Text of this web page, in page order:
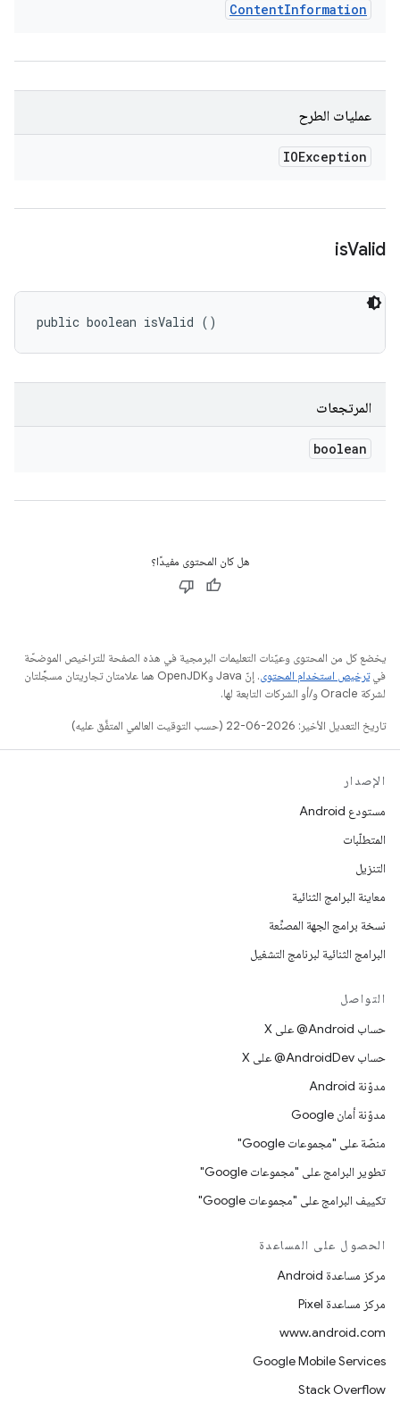
ContentInformation
عمليات الطرح
IOException
isValid
public boolean isValid ()
المرتجعات
boolean
هل كان المحتوى مفيدًا؟
يخضع كل من المحتوى وعيّنات التعليمات البرمجية في هذه الصفحة للتراخيص الموضحّة
فيترخيص استخدام المحتوى
. إنّ Java وOpenJDK هما علامتان تجاريتان مسجَّلتان
لشركة Oracle و/أو الشركات التابعة لها.
تاريخ التعديل الأخير: 2026-06-22 (حسب التوقيت العالمي المتفَّق عليه)
الإصدار
مستودع Android
المتطلّبات
التنزيل
معاينة البرامج الثنائية
نسخة برامج الجهة المصنِّعة
البرامج الثنائية لبرنامج التشغيل
التواصل
حساب ‎@Android على X
حساب ‎@AndroidDev على X
مدوّنة Android
مدوّنة أمان Google
منصّة على "مجموعات Google"
تطوير البرامج على "مجموعات Google"
تكييف البرامج على "مجموعات Google"
الحصول على المساعدة
مركز مساعدة Android
مركز مساعدة Pixel
www.android.com
Google Mobile Services
Stack Overflow